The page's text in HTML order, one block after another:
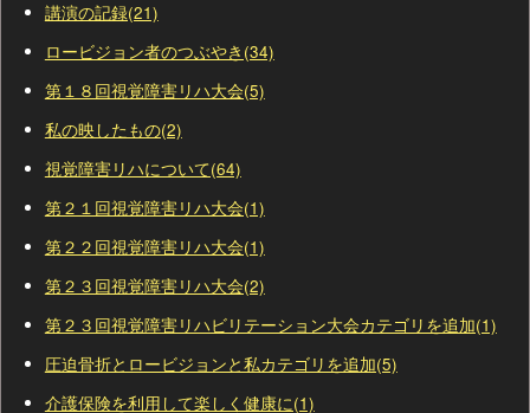
講演の記録(21)
ロービジョン者のつぶやき(34)
第１８回視覚障害リハ大会(5)
私の映したもの(2)
視覚障害リハについて(64)
第２１回視覚障害リハ大会(1)
第２２回視覚障害リハ大会(1)
第２３回視覚障害リハ大会(2)
第２３回視覚障害リハビリテーション大会カテゴリを追加(1)
圧迫骨折とロービジョンと私カテゴリを追加(5)
介護保険を利用して楽しく健康に(1)